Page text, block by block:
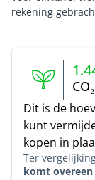
rekening
Dit is de
kunt
kopen in
Ter
komt overeen